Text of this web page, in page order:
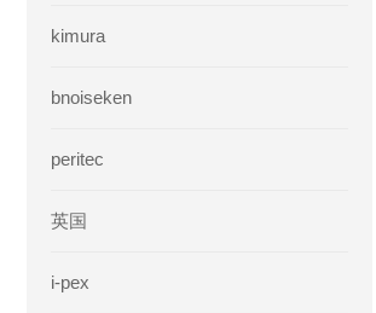
kimura
bnoiseken
peritec
英国
i-pex